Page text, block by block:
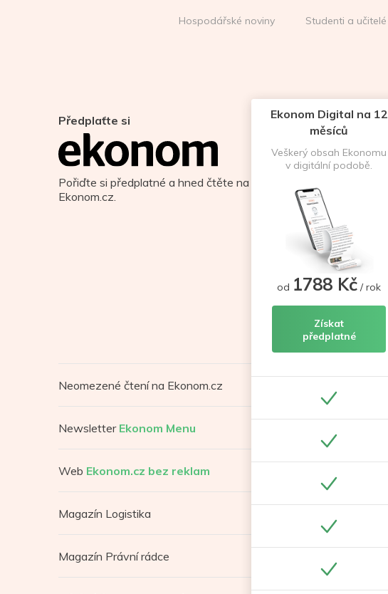
Hospodářské noviny Studenti a učitelé
Předplaťte si
Pořiďte si předplatné a hned čtěte na
Ekonom.cz.
Neomezené čtení na Ekonom.cz
Newsletter Ekonom Menu
Web Ekonom.cz bez reklam
Magazín Logistika
Magazín Právní rádce
Ekonom Digital na 12
měsíců
Veškerý obsah Ekonomu
v digitální podobě.
od 1788 Kč / rok
Získat
předplatné